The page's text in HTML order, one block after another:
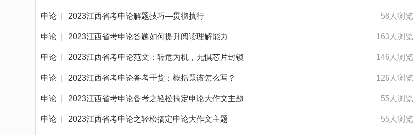
58人浏览
申论 2023江西省考申论解题技巧—贯彻执行
163人浏览
申论 2023江西省考申论答题如何提升阅读理解能力
146人浏览
申论 2023江西省考申论范文：转危为机，无惧芯片封锁
126人浏览
申论 2023江西省考申论备考干货：概括题该怎么写？
55人浏览
申论 2023江西省考申论备考之轻松搞定申论大作文主题
55人浏览
申论 2023江西省考申论之轻松搞定申论大作文主题